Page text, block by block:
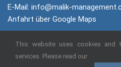
E-Mail: info@malik-
Anfahrt über Google Maps
© malik
This website uses cookies and
services. Please read our